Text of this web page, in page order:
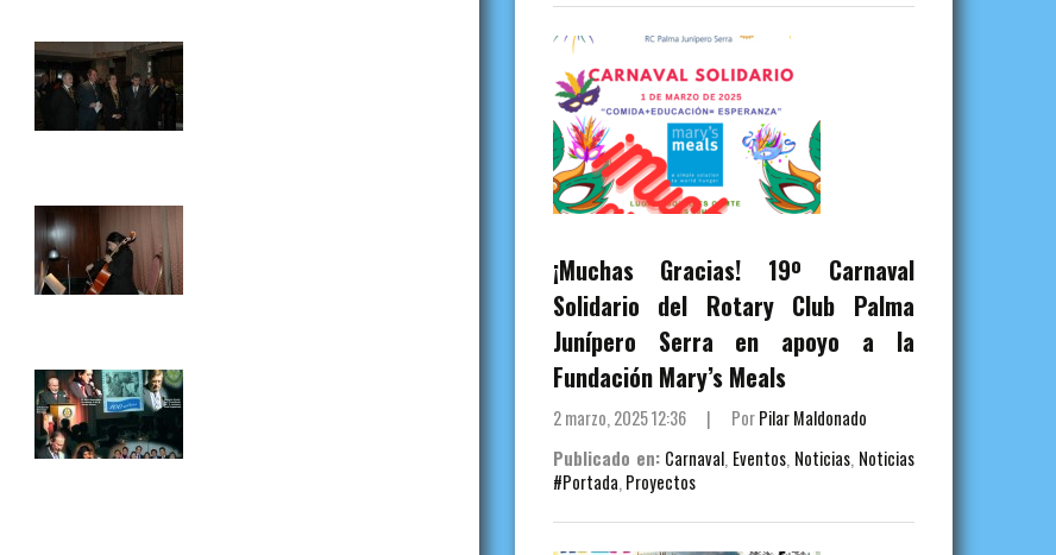
¡Muchas Gracias! 19º Carnaval
Solidario del Rotary Club Palma
Junípero Serra en apoyo a la
Fundación Mary’s Meals
2 marzo, 2025 12:36 | PorPilar Maldonado
Publicado en: Carnaval, Eventos, Noticias, Noticias
#Portada, Proyectos